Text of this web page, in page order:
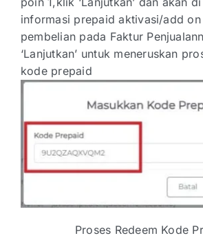
informasi prepaid aktivasi/add on
pembelian pada Faktur
‘Lanjutkan’ untuk meneruskan
kode prepaid
Proses Redeem Kode